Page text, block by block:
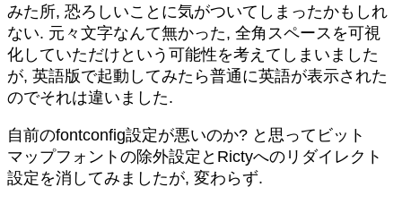
みた所, 恐ろしいことに気がついてしまったかもしれ
ない. 元々文字なんて無かった, 全角スペースを可視
化していただけという可能性を考えてしまいました
が, 英語版で起動してみたら普通に英語が表示された
のでそれは違いました.
自前のfontconfig設定が悪いのか? と思ってビット
マップフォントの除外設定とRictyへのリダイレクト
設定を消してみましたが, 変わらず.